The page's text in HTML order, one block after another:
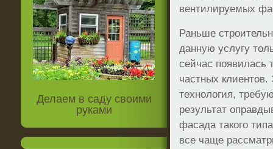
вентилируемых
Раньше
данную услугу
сейчас появилась
частных
технология,
результат
фасада такого
все чаще
Делаем в саду своими
руками